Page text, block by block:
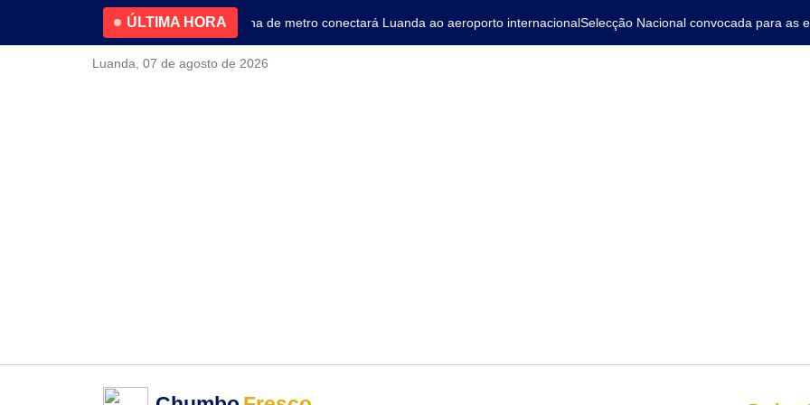
ÚLTIMA HORA
4.2% no primeiro trimestre Nova linha de metro conectará Luanda ao aeroporto internacionalSelecção Nacional convocada para as
Luanda, 07 de agosto de 2026